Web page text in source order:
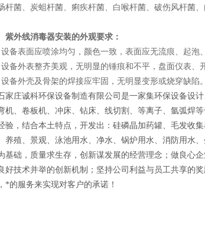
杆菌、炭蛆杆菌、痢疾杆菌、白喉杆菌、破伤风杆菌
紫外线消毒器安装的外观要求：
设备表面应喷涂均匀，颜色一致，表面应无流痕、起泡
备外表整齐美观，无明显的锤痕和不平，盘面仪表、
备外壳及骨架的焊接应牢固，无明显变形或烧穿缺陷。
家庄诚科环保设备制造有限公司 是一家集环保设备设
机、卷板机、冲床、钻床、线切割、等离子、氩弧焊
验，结合本土特点，开发出：硅磷晶加药罐、毛发收
养殖、景观、泳池用水、净水、锅炉用水、消防用水
基础，质量求生存，创新谋发展的经营理念；做良心
好技术并举的创新机制；坚持公司利益与员工共享的
*的服务来实现对客户的承诺！